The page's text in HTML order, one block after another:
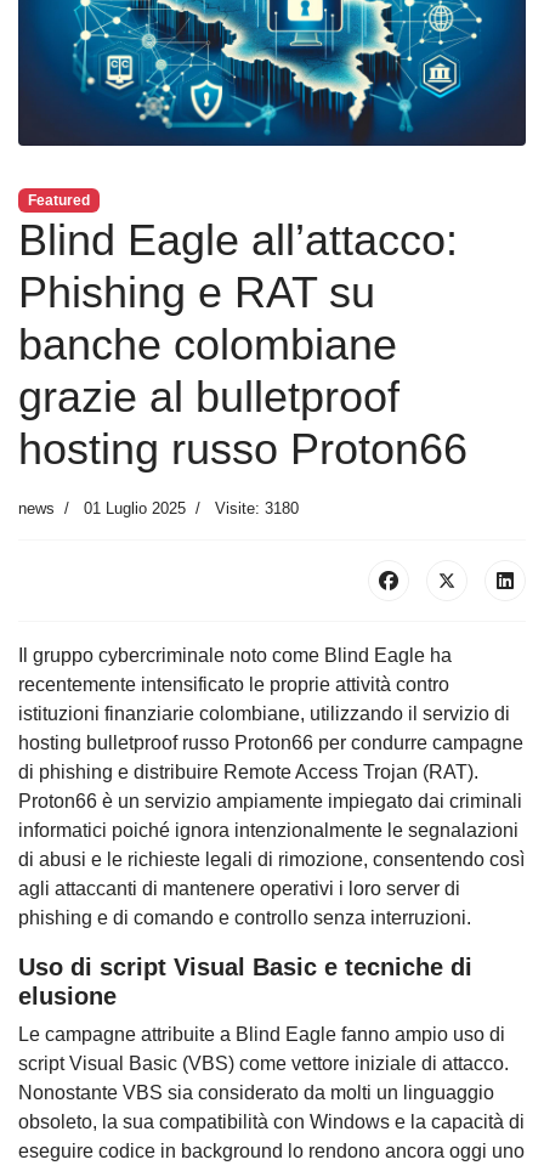
Featured
Blind Eagle all’attacco:
Phishing e RAT su
banche colombiane
grazie al bulletproof
hosting russo Proton66
news 01 Luglio 2025 Visite: 3180
Il gruppo cybercriminale noto come Blind Eagle ha
recentemente intensificato le proprie attività contro
istituzioni finanziarie colombiane, utilizzando il servizio di
hosting bulletproof russo Proton66 per condurre campagne
di phishing e distribuire Remote Access Trojan (RAT).
Proton66 è un servizio ampiamente impiegato dai criminali
informatici poiché ignora intenzionalmente le segnalazioni
di abusi e le richieste legali di rimozione, consentendo così
agli attaccanti di mantenere operativi i loro server di
phishing e di comando e controllo senza interruzioni.
Uso di script Visual Basic e tecniche di
elusione
Le campagne attribuite a Blind Eagle fanno ampio uso di
script Visual Basic (VBS) come vettore iniziale di attacco.
Nonostante VBS sia considerato da molti un linguaggio
obsoleto, la sua compatibilità con Windows e la capacità di
eseguire codice in background lo rendono ancora oggi uno